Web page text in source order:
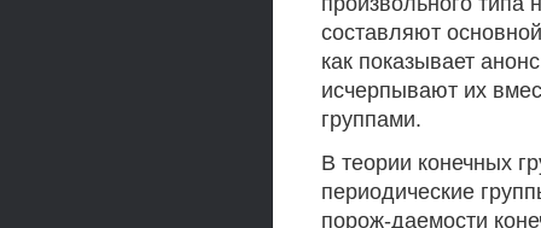
составляют
как показывает
исчерпывают их
группами.
В теории конечных
периодические
порож-даемости